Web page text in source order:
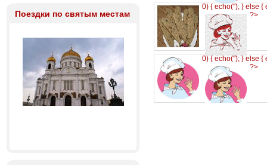
Поездки по святым местам
0) { echo(''); } else {
?>
0) { echo(''); } else {
?>